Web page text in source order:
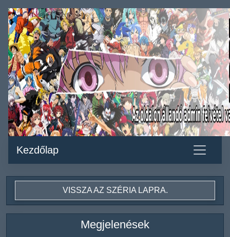
Kezdőlap
VISSZA AZ SZÉRIA LAPRA.
Megjelenések